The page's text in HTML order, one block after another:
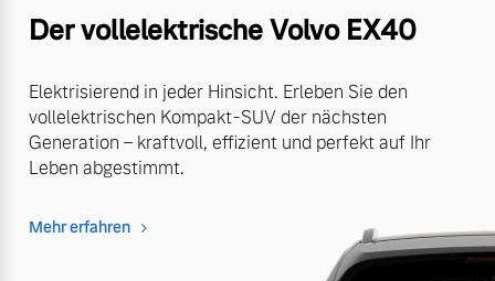
Der vollelektrische Volvo EX40
Elektrisierend in jeder Hinsicht. Erleben Sie den
vollelektrischen Kompakt-SUV der nächsten
Generation – kraftvoll, effizient und perfekt auf Ihr
Leben abgestimmt.
Mehr erfahren